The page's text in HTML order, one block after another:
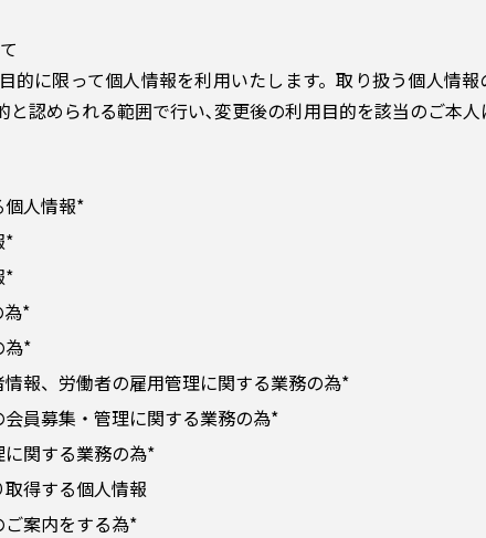
的に限って個人情報を利用いたします。取り扱う個人情報
認められる範囲で行い､変更後の利用目的を該当のご本人
個人情報*
*
*
為*
為*
報、労働者の雇用管理に関する業務の為*
員募集・管理に関する業務の為*
関する業務の為*
得する個人情報
案内をする為*